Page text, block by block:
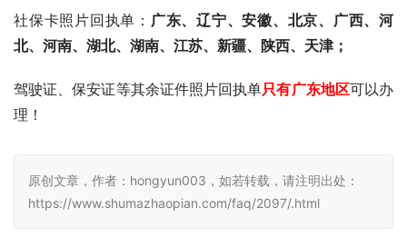
社保卡照片回执单： 广东、辽宁、安徽、北京、广西、河
北、河南、湖北、湖南、江苏、新疆、陕西、天津；
驾驶证、保安证等其余证件照片回执单只有广东地区可以办
理！
原创文章，作者：hongyun003，如若转载，请注明出处：
https://www.shumazhaopian.com/faq/2097/.html